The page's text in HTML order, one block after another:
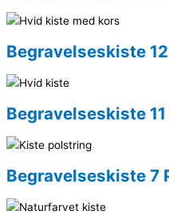
Begravelseskiste
Begravelseskiste 11
Begravelseskiste 7